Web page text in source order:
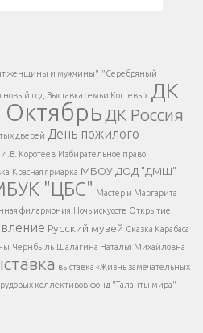
</div > </div >
женщины и мужчины" "Серебряный
новый год Выставка семьи Когтевых ДК
ДК Россия
дверей День пожилого
И.В. Коротеев Избирательное право
Красная ярмарка МБОУ ДОД "ДМШ"
"ЦБС" Мастер и Маргарита
филармония Ночь искусств Открытие
Русский музей Сказка Карабаса
Чернбыль Шалагина Наталья Михайловна
выставка «Жизнь замечательных
коллективов фонд "Таланты мира"